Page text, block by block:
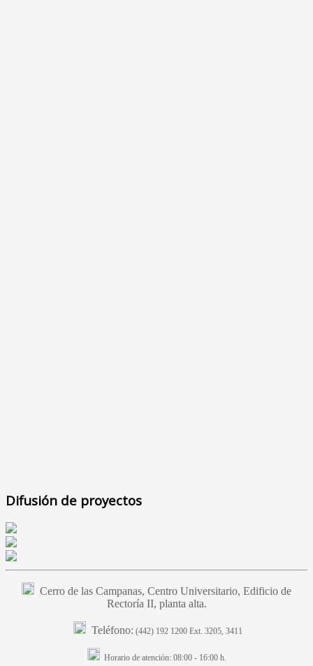
Difusión de proyectos
Cerro de las Campanas, Centro Universitario, Edificio de
Rectoría II, planta alta.
Teléfono: (442) 192 1200 Ext. 3205, 3411
Horario de atención:08:00 - 16:00 h.